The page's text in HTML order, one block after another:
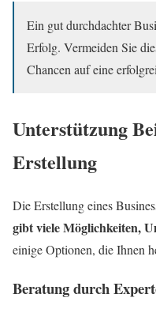
Ein gut durchdachter
Erfolg. Vermeiden Sie
Chancen auf eine
Unterstützung
Erstellung
Die Erstellung eines
gibt viele Möglichkeiten,
einige Optionen, die Ihnen
Beratung durch